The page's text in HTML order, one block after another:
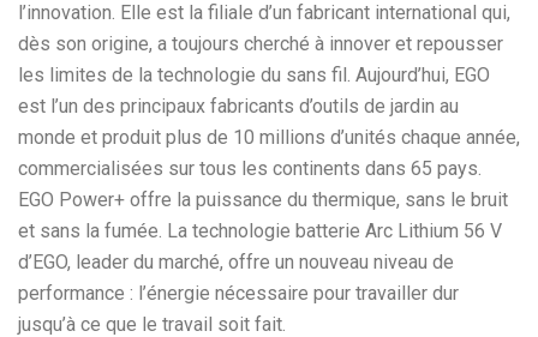
l’innovation. Elle est la filiale d’un fabricant international qui,
dès son origine, a toujours cherché à innover et repousser
les limites de la technologie du sans fil. Aujourd’hui, EGO
est l’un des principaux fabricants d’outils de jardin au
monde et produit plus de 10 millions d’unités chaque année,
commercialisées sur tous les continents dans 65 pays.
EGO Power+ offre la puissance du thermique, sans le bruit
et sans la fumée. La technologie batterie Arc Lithium 56 V
d’EGO, leader du marché, offre un nouveau niveau de
performance : l’énergie nécessaire pour travailler dur
jusqu’à ce que le travail soit fait.